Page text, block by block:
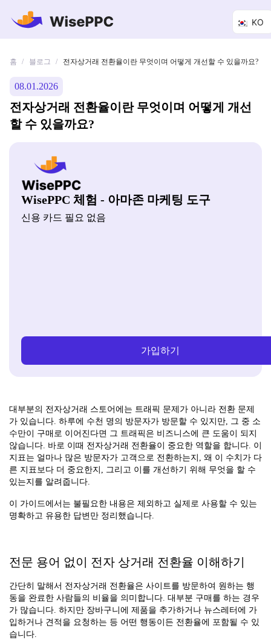
KO
홈 / 블로그 / 전자상거래 전환율이란 무엇이며 어떻게 개선할 수 있을까요?
08.01.2026
전자상거래 전환율이란 무엇이며 어떻게 개선
할 수 있을까요?
WisePPC 체험 - 아마존 마케팅 도구
신용 카드 필요 없음
가입하기
대부분의 전자상거래 스토어에는 트래픽 문제가 아니라 전환 문제
가 있습니다. 하루에 수천 명의 방문자가 방문할 수 있지만, 그 중 소
수만이 구매로 이어진다면 그 트래픽은 비즈니스에 큰 도움이 되지
않습니다. 바로 이때 전자상거래 전환율이 중요한 역할을 합니다. 이
지표는 얼마나 많은 방문자가 고객으로 전환하는지, 왜 이 수치가 다
른 지표보다 더 중요한지, 그리고 이를 개선하기 위해 무엇을 할 수
있는지를 알려줍니다.
이 가이드에서는 불필요한 내용은 제외하고 실제로 사용할 수 있는
명확하고 유용한 답변만 정리했습니다.
전문 용어 없이 전자 상거래 전환율 이해하기
간단히 말해서 전자상거래 전환율은 사이트를 방문하여 원하는 행
동을 완료한 사람들의 비율을 의미합니다. 대부분 구매를 하는 경우
가 많습니다. 하지만 장바구니에 제품을 추가하거나 뉴스레터에 가
입하거나 견적을 요청하는 등 어떤 행동이든 전환율에 포함될 수 있
습니다.